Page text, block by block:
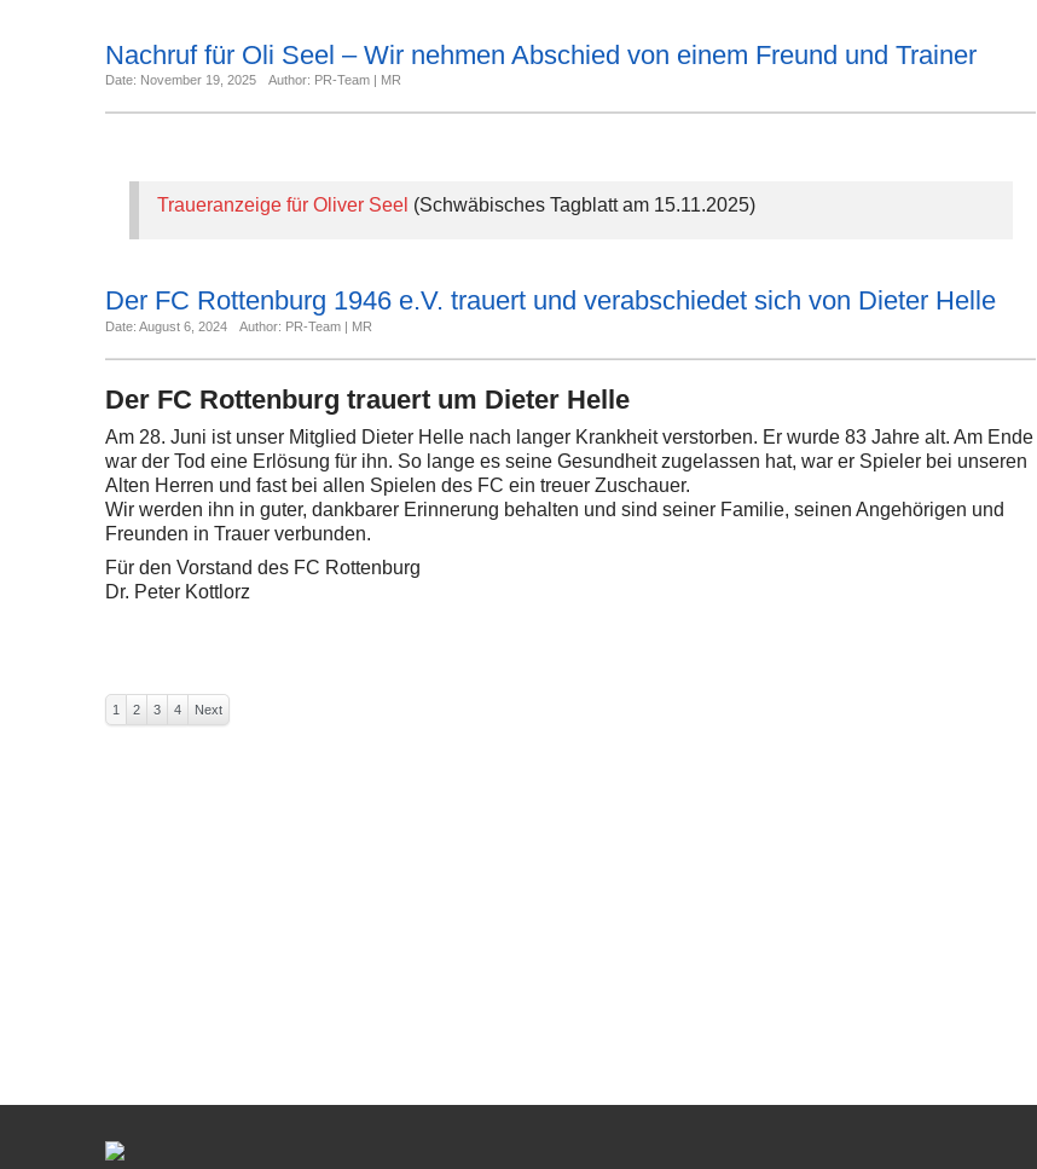
Nachruf für Oli Seel – Wir nehmen Abschied von einem Freund und Trainer
Date: November 19, 2025 Author: PR-Team | MR
Traueranzeige für Oliver Seel (Schwäbisches Tagblatt am 15.11.2025)
Der FC Rottenburg 1946 e.V. trauert und verabschiedet sich von Dieter Helle
Date: August 6, 2024 Author: PR-Team | MR
Der FC Rottenburg trauert um Dieter Helle
Am 28. Juni ist unser Mitglied Dieter Helle nach langer Krankheit verstorben. Er wurde 83 Jahre alt. Am Ende
war der Tod eine Erlösung für ihn. So lange es seine Gesundheit zugelassen hat, war er Spieler bei unseren
Alten Herren und fast bei allen Spielen des FC ein treuer Zuschauer.
Wir werden ihn in guter, dankbarer Erinnerung behalten und sind seiner Familie, seinen Angehörigen und
Freunden in Trauer verbunden.
Für den Vorstand des FC Rottenburg
Dr. Peter Kottlorz
1 2 3 4 Next